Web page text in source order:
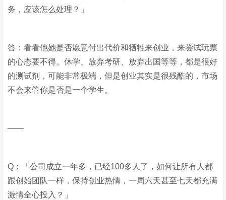
务，应该怎么处理？」
答：看看他她是否愿意付出代价和牺牲来创业，来尝试玩票
的心态要不得。休学、放弃考研、放弃出国等等，都是很好
的测试剂，可能非常极端，但是创业其实是很残酷的，市场
不会来管你是否是一个学生。
——
Q：「公司成立一年多，已经100多人了，如何让所有人都
跟创始团队一样，保持创业热情，一周六天甚至七天都充满
激情全心投入？」